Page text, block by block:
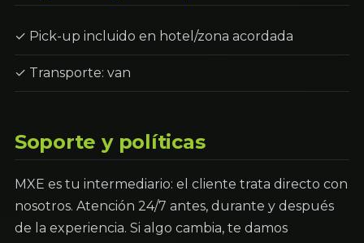
✓ Pick-up incluido en hotel/zona acordada
✓ Transporte: van
Soporte y políticas
MXE es tu intermediario: el cliente trata directo con
nosotros. Atención 24/7 antes, durante y después
de la experiencia. Si algo cambia, te damos